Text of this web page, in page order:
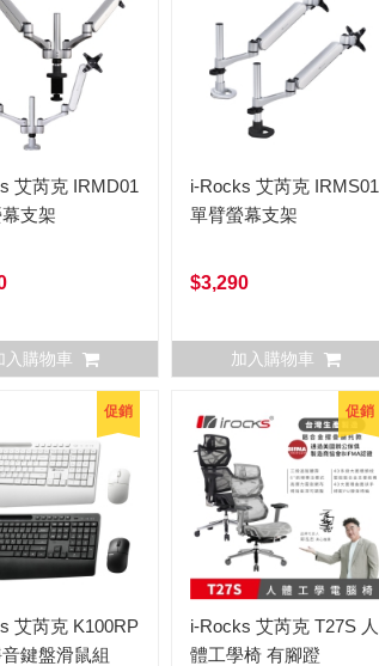
艾芮克 IRMD01
支架
入購物車
i-Rocks 艾芮克 IRMS01
單臂螢幕支架
$3,290
加入購物車
促銷
艾芮克 K100RP
鍵盤滑鼠組
促銷
i-Rocks 艾芮克 T27S 人
體工學椅 有腳蹬